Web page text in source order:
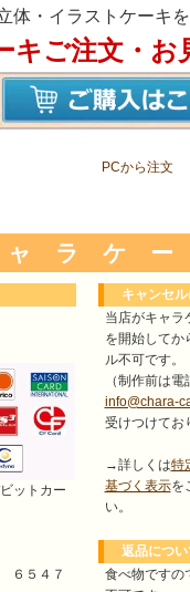
体・イラストケーキ
キご注文・お
PCから注文
ラ ケ
ットカー
５４７
キャンセル
当店がキャラ
を開始してか
ル不可です。
（制作前は
info@chara-
受けつけてお
→詳しくは特
基づく表示を
い。
返品につい
食べ物ですの